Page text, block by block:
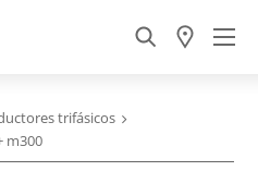
trifásicos
m300